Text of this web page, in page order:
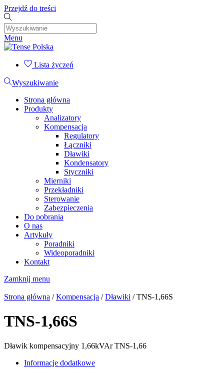
Przejdź do treści
Menu
Lista życzeń
Wyszukiwanie
Strona główna
Produkty
Analizatory
Kompensacja
Regulatory
Łączniki
Dławiki
Kondensatory
Styczniki
Mierniki
Przekładniki
Sterowanie
Zabezpieczenia
Do pobrania
O nas
Artykuły
Poradniki
Wideoporadniki
Kontakt
Zamknij menu
Strona główna /Kompensacja /Dławiki / TNS-1,66S
TNS-1,66S
Dławik kompensacyjny 1,66kVAr TNS-1,66
Informacje dodatkowe